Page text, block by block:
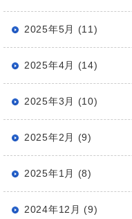
2025年5月 (11)
2025年4月 (14)
2025年3月 (10)
2025年2月 (9)
2025年1月 (8)
2024年12月 (9)